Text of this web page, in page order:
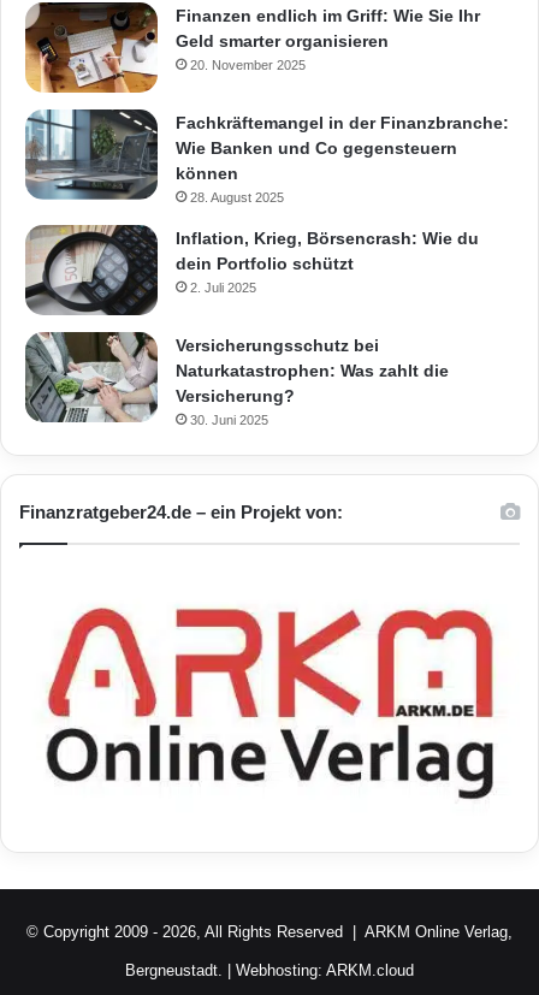
Finanzen endlich im Griff: Wie Sie Ihr
Geld smarter organisieren
20. November 2025
Fachkräftemangel in der Finanzbranche:
Wie Banken und Co gegensteuern
können
28. August 2025
Inflation, Krieg, Börsencrash: Wie du
dein Portfolio schützt
2. Juli 2025
Versicherungsschutz bei
Naturkatastrophen: Was zahlt die
Versicherung?
30. Juni 2025
Finanzratgeber24.de – ein Projekt von:
© Copyright 2009 - 2026, All Rights Reserved | ARKM Online Verlag,
Bergneustadt. | Webhosting: ARKM.cloud